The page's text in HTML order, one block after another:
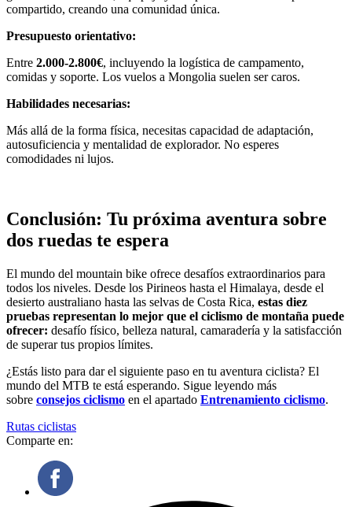
compartido, creando una comunidad única.
Presupuesto orientativo:
Entre 2.000-2.800€, incluyendo la logística de campamento,
comidas y soporte. Los vuelos a Mongolia suelen ser caros.
Habilidades necesarias:
Más allá de la forma física, necesitas capacidad de adaptación,
autosuficiencia y mentalidad de explorador. No esperes
comodidades ni lujos.
Conclusión: Tu próxima aventura sobre
dos ruedas te espera
El mundo del mountain bike ofrece desafíos extraordinarios para
todos los niveles. Desde los Pirineos hasta el Himalaya, desde el
desierto australiano hasta las selvas de Costa Rica, estas diez
pruebas representan lo mejor que el ciclismo de montaña puede
ofrecer: desafío físico, belleza natural, camaradería y la satisfacción
de superar tus propios límites.
¿Estás listo para dar el siguiente paso en tu aventura ciclista? El
mundo del MTB te está esperando. Sigue leyendo más
sobre consejos ciclismo en el apartado Entrenamiento ciclismo.
Rutas ciclistas
Comparte en: